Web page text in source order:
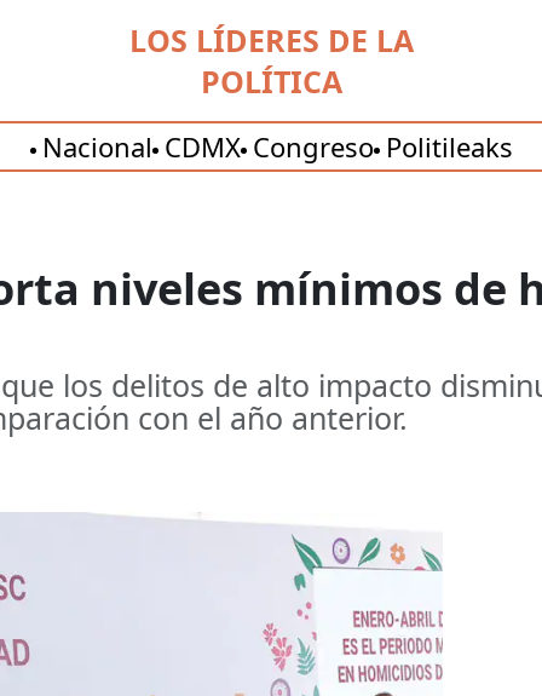
LOS LÍDERES DE LA
POLÍTICA
Nacional CDMX Congreso Politileaks
niveles mínimos de
los delitos de alto impacto
con el año anterior.